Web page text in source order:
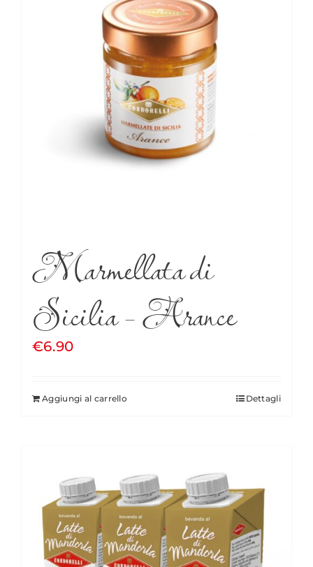
Marmellata di
Sicilia – Arance
€6.90
Aggiungi al carrello Dettagli